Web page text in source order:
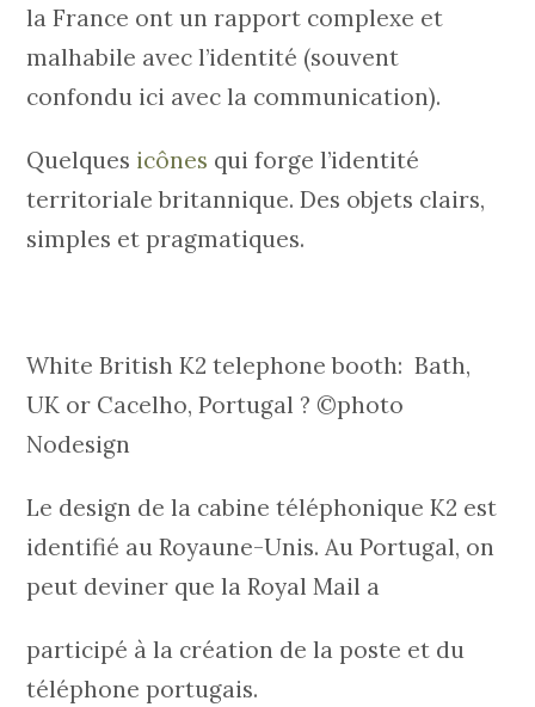
la France ont un rapport complexe et
malhabile avec l’identité (souvent
confondu ici avec la communication).
Quelques icônes qui forge l’identité
territoriale britannique. Des objets clairs,
simples et pragmatiques.
White British K2 telephone booth: Bath,
UK or Cacelho, Portugal ? ©photo
Nodesign
Le design de la cabine téléphonique K2 est
identifié au Royaune-Unis. Au Portugal, on
peut deviner que la Royal Mail a
participé à la création de la poste et du
téléphone portugais.